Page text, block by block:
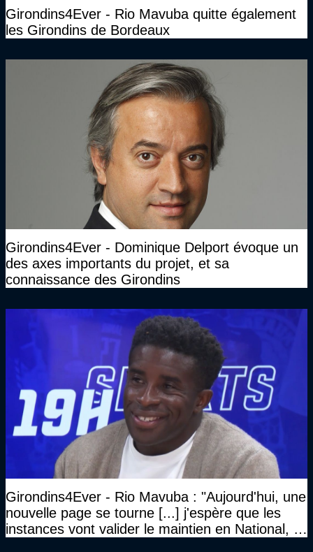
Girondins4Ever - Rio Mavuba quitte également
les Girondins de Bordeaux
Girondins4Ever - Dominique Delport évoque un
des axes importants du projet, et sa
connaissance des Girondins
Girondins4Ever - Rio Mavuba : "Aujourd'hui, une
nouvelle page se tourne [...] j'espère que les
instances vont valider le maintien en National, et